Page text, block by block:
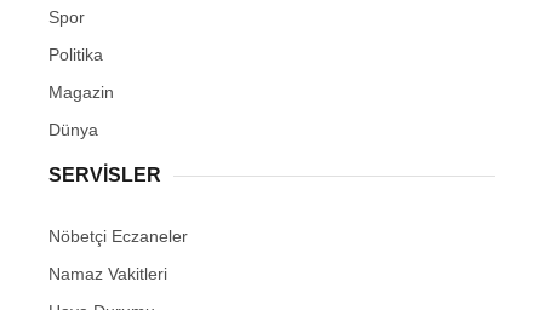
Spor
Politika
Magazin
Dünya
SERVİSLER
Nöbetçi Eczaneler
Namaz Vakitleri